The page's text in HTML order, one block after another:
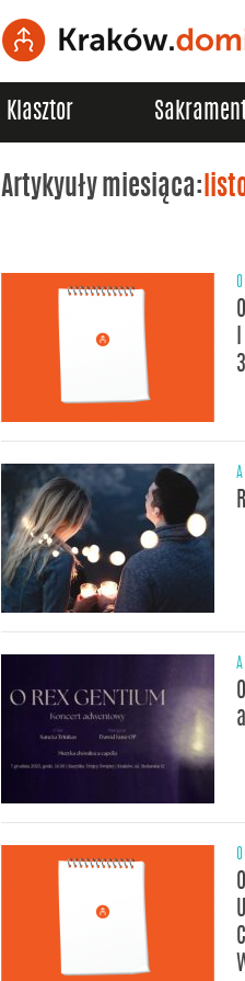
Klasztor
Artykyuły miesiąca: